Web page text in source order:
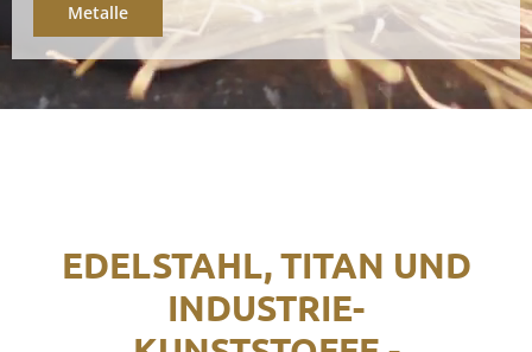
Metalle
EDELSTAHL, TITAN UND
INDUSTRIE-